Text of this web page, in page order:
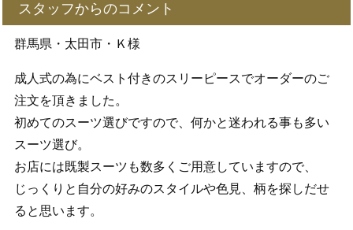
スタッフからのコメント
群馬県・太田市・Ｋ様
成人式の為にベスト付きのスリーピースでオーダーのご
注文を頂きました。
初めてのスーツ選びですので、何かと迷われる事も多い
スーツ選び。
お店には既製スーツも数多くご用意していますので、
じっくりと自分の好みのスタイルや色見、柄を探しだせ
ると思います。